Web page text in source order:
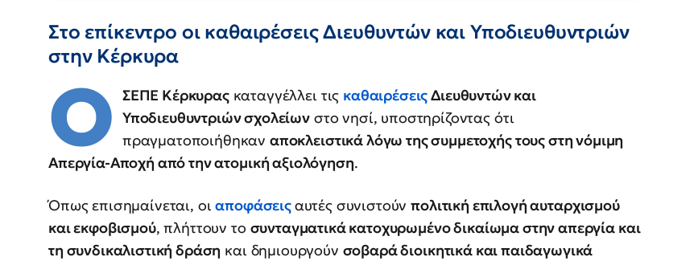
Στο επίκεντρο οι καθαιρέσεις Διευθυντών και Υποδιευθυντριών
στην Κέρκυρα
Ο ΣΕΠΕ Κέρκυραςκαταγγέλλει τις καθαιρέσειςΔιευθυντών και
Υποδιευθυντριών σχολείων στο νησί, υποστηρίζοντας ότι
πραγματοποιήθηκαν αποκλειστικά λόγω της συμμετοχής τους στη νόμιμη
Απεργία-Αποχή από την ατομική αξιολόγηση.
Όπως επισημαίνεται, οιαποφάσειςαυτές συνιστούνπολιτική επιλογή αυταρχισμού
και εκφοβισμού, πλήττουν το συνταγματικά κατοχυρωμένο δικαίωμα στην απεργία και
τη συνδικαλιστική δράση και δημιουργούν σοβαρά διοικητικά και παιδαγωγικά